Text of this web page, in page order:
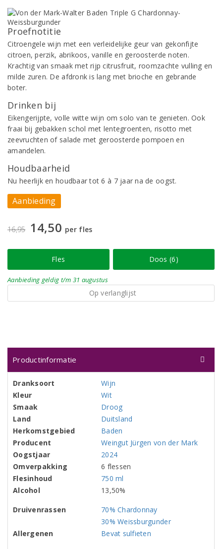
Proefnotitie
Citroengele wijn met een verleidelijke geur van gekonfijte
citroen, perzik, abrikoos, vanille en geroosterde noten.
Krachtig van smaak met rijp citrusfruit, roomzachte vulling en
milde zuren. De afdronk is lang met brioche en gebrande
boter.
Drinken bij
Eikengerijpte, volle witte wijn om solo van te genieten. Ook
fraai bij gebakken schol met lentegroenten, risotto met
zeevruchten of salade met geroosterde pompoen en
amandelen.
Houdbaarheid
Nu heerlijk en houdbaar tot 6 à 7 jaar na de oogst.
Aanbieding
16,95 14,50 per fles
Fles Doos (6)
Aanbieding geldig t/m 31 augustus
Op verlanglijst
Productinformatie
Dranksoort
Wijn
Kleur
Wit
Smaak
Droog
Land
Duitsland
Herkomstgebied
Baden
Producent
Weingut Jürgen von der Mark
Oogstjaar
2024
Omverpakking
6 flessen
Flesinhoud
750 ml
Alcohol
13,50%
Druivenrassen
70% Chardonnay
30% Weissburgunder
Allergenen
Bevat sulfieten